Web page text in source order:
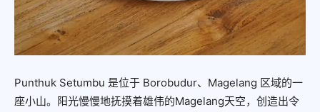
Punthuk Setumbu 是位于 Borobudur、Magelang 区域的一
座小山。阳光慢慢地抚摸着雄伟的Magelang天空，创造出令